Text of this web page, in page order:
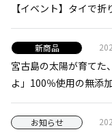
【イベント】タイで
新商品
宮古島の太陽が育てた
よ」100％使用の無添
お知らせ